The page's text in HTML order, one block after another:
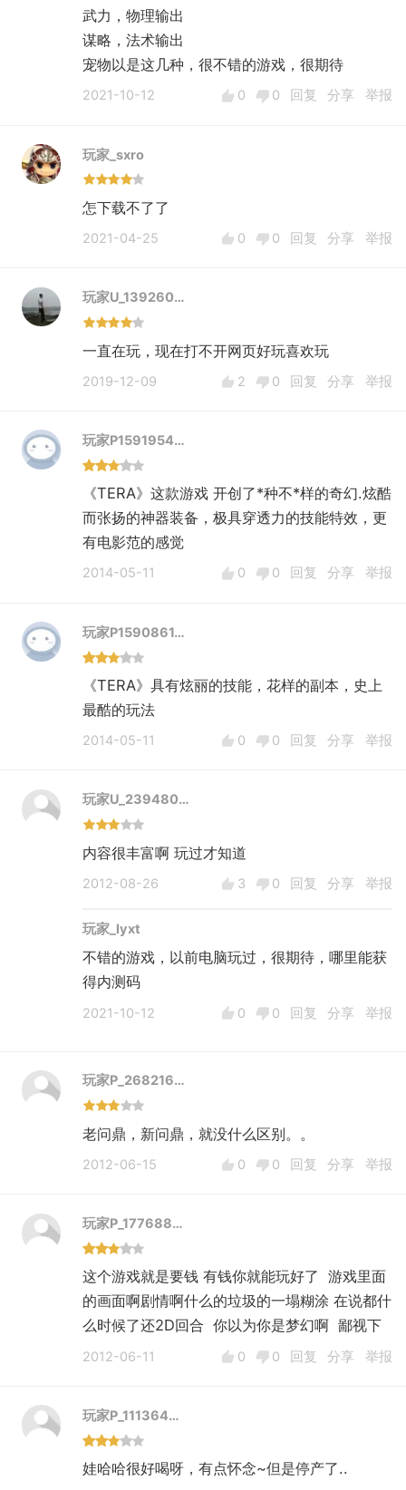
武力，物理输出
谋略，法术输出
宠物以是这几种，很不错的游戏，很期待
2021-10-12 0 0 回复 分享 举报
玩家_sxro
怎下载不了了
2021-04-25 0 0 回复 分享 举报
玩家U_139260…
一直在玩，现在打不开网页好玩喜欢玩
2019-12-09 2 0 回复 分享 举报
玩家P1591954…
《TERA》这款游戏 开创了*种不*样的奇幻.炫酷
而张扬的神器装备，极具穿透力的技能特效，更
有电影范的感觉
2014-05-11 0 0 回复 分享 举报
玩家P1590861…
《TERA》具有炫丽的技能，花样的副本，史上
最酷的玩法
2014-05-11 0 0 回复 分享 举报
玩家U_239480…
内容很丰富啊 玩过才知道
2012-08-26 3 0 回复 分享 举报
玩家_lyxt
不错的游戏，以前电脑玩过，很期待，哪里能获
得内测码
2021-10-12 0 0 回复 分享 举报
玩家P_268216…
老问鼎，新问鼎，就没什么区别。。
2012-06-15 0 0 回复 分享 举报
玩家P_177688…
这个游戏就是要钱 有钱你就能玩好了 游戏里面
的画面啊剧情啊什么的垃圾的一塌糊涂 在说都什
么时候了还2D回合 你以为你是梦幻啊 鄙视下
2012-06-11 0 0 回复 分享 举报
玩家P_111364…
娃哈哈很好喝呀，有点怀念~但是停产了..